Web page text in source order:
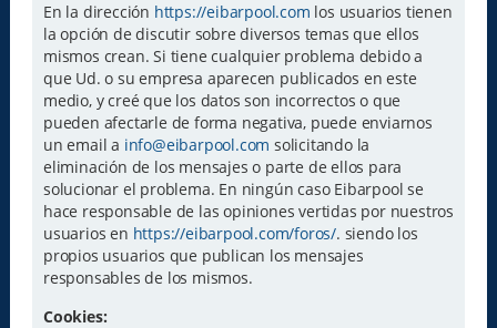
En la dirección https://eibarpool.com los usuarios tienen
la opción de discutir sobre diversos temas que ellos
mismos crean. Si tiene cualquier problema debido a
que Ud. o su empresa aparecen publicados en este
medio, y creé que los datos son incorrectos o que
pueden afectarle de forma negativa, puede enviarnos
un email a info@eibarpool.com solicitando la
eliminación de los mensajes o parte de ellos para
solucionar el problema. En ningún caso Eibarpool se
hace responsable de las opiniones vertidas por nuestros
usuarios en https://eibarpool.com/foros/. siendo los
propios usuarios que publican los mensajes
responsables de los mismos.
Cookies: